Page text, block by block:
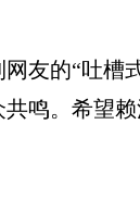
的“吐槽
鸣。希望